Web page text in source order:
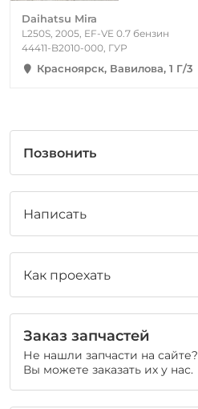
Daihatsu Mira
L250S, 2005, EF-VE 0.7 бензин
44411-B2010-000, ГУР
Красноярск, Вавилова, 1 Г/3
Позвонить
Написать
Как проехать
Заказ запчастей
Не нашли запчасти на сайте?
Вы можете заказать их у нас.